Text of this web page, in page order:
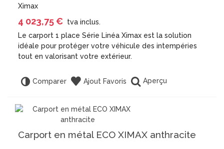
Ximax
4 023,75 € tva inclus.
Le carport 1 place Série Linéa Ximax est la solution
idéale pour protéger votre véhicule des intempéries
tout en valorisant votre extérieur.
Comparer Ajout Favoris Aperçu
Carport en métal ECO XIMAX anthracite